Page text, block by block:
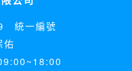
統一編號